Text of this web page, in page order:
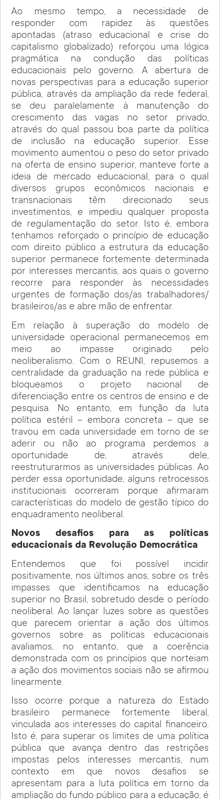
Ao mesmo tempo, a necessidade de
responder com rapidez às questões
apontadas (atraso educacional e crise do
capitalismo globalizado) reforçou uma lógica
pragmática na condução das políticas
educacionais pelo governo. A abertura de
novas perspectivas para a educação superior
pública, através da ampliação da rede federal,
se deu paralelamente à manutenção do
crescimento das vagas no setor privado,
através do qual passou boa parte da política
de inclusão na educação superior. Esse
movimento aumentou o peso do setor privado
na oferta de ensino superior, manteve forte a
ideia de mercado educacional, para o qual
diversos grupos econômicos nacionais e
transnacionais têm direcionado seus
investimentos, e impediu qualquer proposta
de regulamentação do setor. Isto é, embora
tenhamos reforçado o princípio de educação
com direito público a estrutura da educação
superior permanece fortemente determinada
por interesses mercantis, aos quais o governo
recorre para responder às necessidades
urgentes de formação dos/as trabalhadores/
brasileiros/as e abre mão de enfrentar.
Em relação à superação do modelo de
universidade operacional permanecemos em
meio ao impasse originado pelo
neoliberalismo. Com o REUNI, repusemos a
centralidade da graduação na rede pública e
bloqueamos o projeto nacional de
diferenciação entre os centros de ensino e de
pesquisa. No entanto, em função da luta
política estéril – embora concreta – que se
travou em cada universidade em torno de se
aderir ou não ao programa perdemos a
oportunidade de, através dele,
reestruturarmos as universidades públicas. Ao
perder essa oportunidade, alguns retrocessos
institucionais ocorreram porque afirmaram
características do modelo de gestão típico do
enquadramento neoliberal.
Novos desafios para as políticas
educacionais da Revolução Democrática
Entendemos que foi possível incidir
positivamente, nos últimos anos, sobre os três
impasses que identificamos na educação
superior no Brasil, sobretudo desde o período
neoliberal. Ao lançar luzes sobre as questões
que parecem orientar a ação dos últimos
governos sobre as políticas educacionais
avaliamos, no entanto, que a coerência
demonstrada com os princípios que norteiam
a ação dos movimentos sociais não se afirmou
linearmente.
Isso ocorre porque a natureza do Estado
brasileiro permanece fortemente liberal,
vinculada aos interesses do capital financeiro.
Isto é, para superar os limites de uma política
pública que avança dentro das restrições
impostas pelos interesses mercantis, num
contexto em que novos desafios se
apresentam para a luta política em torno da
ampliação do fundo público para a educação, é